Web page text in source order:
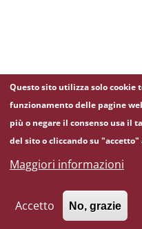
Questo sito utilizza solo
funzionamento delle pagine
più o negare il consenso usa il
del sito o cliccando su
Maggiori informazioni
Accetto No, grazie